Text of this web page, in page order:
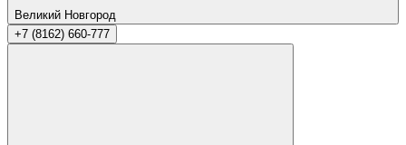
Великий Новгород
+7 (8162) 660-777